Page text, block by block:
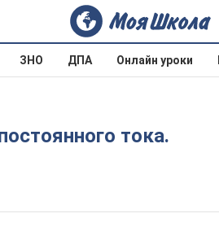
ЗНО ДПА Онлайн уроки